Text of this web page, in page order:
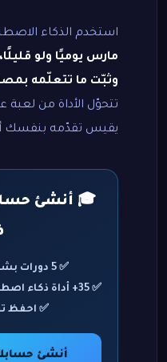
استخدم الذكاء
مارس يوميًا ولو
وثبّت ما تتعلّمه
تتحوّل الأداة من لعبة
يقيس تقدّمه بنفسك
🎓 أنشئ
✅ 5 دورات بشهادة إتمام باسمك
✅ 35+ أداة ذكاء اصطناعي
✅ احفظ
أنشئ